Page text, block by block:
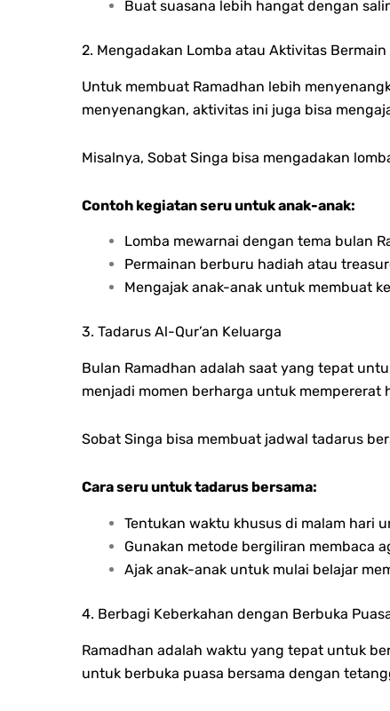
Buat suasana lebih hangat dengan
2. Mengadakan Lomba atau Aktivitas
Untuk membuat Ramadhan lebih
menyenangkan, aktivitas ini juga bisa
Misalnya, Sobat Singa bisa mengadakan
Contoh kegiatan seru untuk anak-anak:
Lomba mewarnai dengan tema bulan
Permainan berburu hadiah atau
Mengajak anak-anak untuk membuat
3. Tadarus Al-Qur’an Keluarga
Bulan Ramadhan adalah saat yang tepat
menjadi momen berharga untuk
Sobat Singa bisa membuat jadwal tadarus
Cara seru untuk tadarus bersama:
Tentukan waktu khusus di malam hari
Gunakan metode bergiliran membaca
Ajak anak-anak untuk mulai belajar
4. Berbagi Keberkahan dengan Berbuka
Ramadhan adalah waktu yang tepat untuk
untuk berbuka puasa bersama dengan